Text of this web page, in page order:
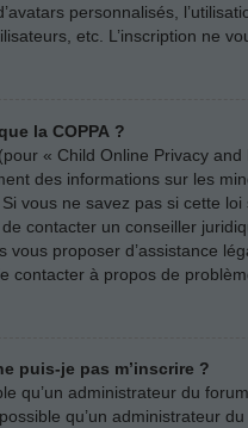
personnalisés,
etc. L’inscription ne
la COPPA ?
« Child Online Privacy
des informations sur les
vous ne savez pas si cette
contacter un conseiller
vous proposer d’assistance
contacter à propos de
puis-je pas m’inscrire ?
qu’un administrateur du
qu’un administrateur